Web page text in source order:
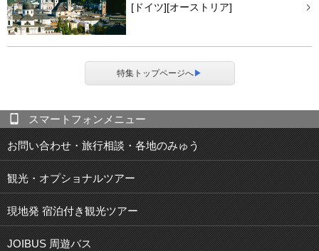
[ドイツ][オーストリア]
特集トップページへ▶
スマートフォンメニュー
お問い合わせ・旅行相談・各地のみゅう
観光・オプショナルツアー
現地発 宿泊付き観光ツアー
JOIBUS 周遊バス